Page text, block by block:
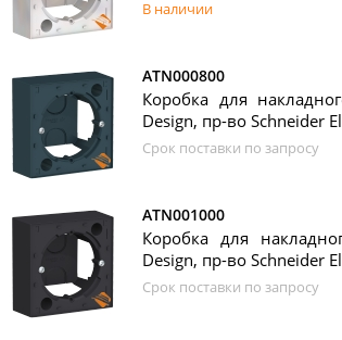
В наличии
ATN000800
Коробка для
Design, пр-во Schneider
Срок поставки по запросу
ATN001000
Коробка для
Design, пр-во Schneider
Срок поставки по запросу